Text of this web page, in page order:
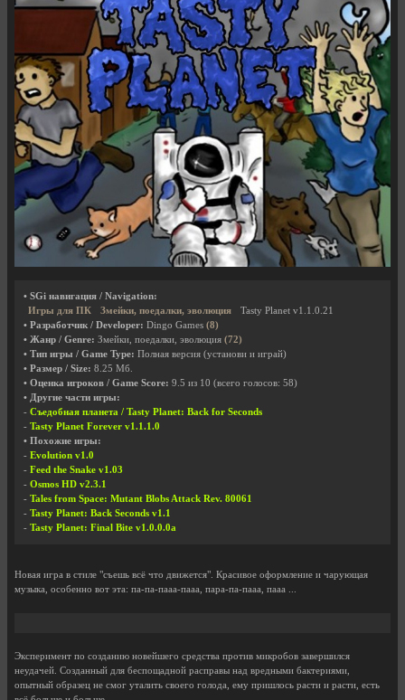
• SGi навигация / Navigation:
Игры для ПК
Змейки, поедалки, эволюция
Tasty Planet v1.1.0.21
• Разработчик / Developer: Dingo Games (8)
• Жанр / Genre: Змейки, поедалки, эволюция (72)
• Тип игры / Game Type: Полная версия (установи и играй)
• Размер / Size: 8.25 Мб.
• Оценка игроков / Game Score: 9.5 из 10 (всего голосов: 58)
• Другие части игры:
- Съедобная планета / Tasty Planet: Back for Seconds
- Tasty Planet Forever v1.1.1.0
• Похожие игры:
- Evolution v1.0
- Feed the Snake v1.03
- Osmos HD v2.3.1
- Tales from Space: Mutant Blobs Attack Rev. 80061
- Tasty Planet: Back Seconds v1.1
- Tasty Planet: Final Bite v1.0.0.0a
Новая игра в стиле "съешь всё что движется". Красивое оформление и чарующая
музыка, особенно вот эта: па-па-пааа-пааа, пара-па-пааа, пааа ...
Эксперимент по созданию новейшего средства против микробов завершился
неудачей. Созданный для беспощадной расправы над вредными бактериями,
опытный образец не смог уталить своего голода, ему пришлось расти и расти, есть